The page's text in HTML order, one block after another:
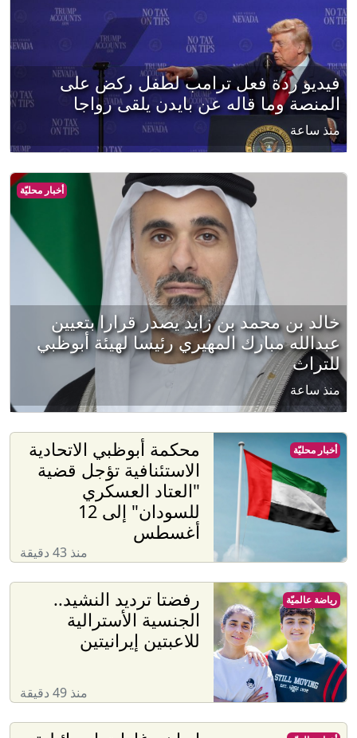
فيديو ردة فعل ترامب لطفل ركض على
المنصة وما قاله عن بايدن يلقى رواجا
منذ ساعة
أخبار محليّة
خالد بن محمد بن زايد يصدر قرارا بتعيين
عبدالله مبارك المهيري رئيسا لهيئة أبوظبي
للتراث
منذ ساعة
محكمة أبوظبي الاتحادية
الاستئنافية تؤجل قضية
"العتاد العسكري
للسودان" إلى 12
أغسطس
منذ 43 دقيقة
أخبار محليّة
رفضتا ترديد النشيد..
الجنسية الأسترالية
للاعبتين إيرانيتين
منذ 49 دقيقة
رياضة عالميّة